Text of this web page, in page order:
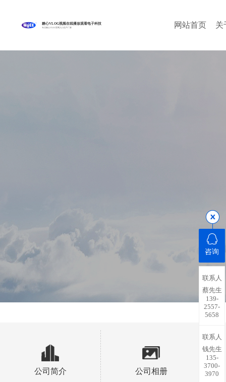
糖心VLOG视频在线播放观看电子科技
专注糖心VLOG官网入口生产厂家 网站首页 关
公司简介 公司相册
咨询
联系人
蔡先生
139-
2557-
5658
联系人
钱先生
135-
3700-
3970